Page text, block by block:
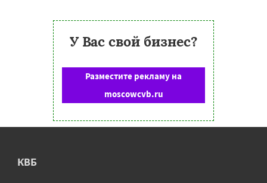
У Вас свой бизнес?
Разместите рекламу на
moscowcvb.ru
КВБ